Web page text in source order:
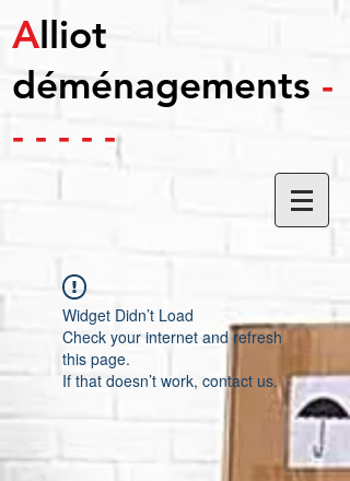
Alliot
déménagements -
- - - - -
Widget Didn’t Load
Check your internet and refresh
this page.
If that doesn’t work, contact us.